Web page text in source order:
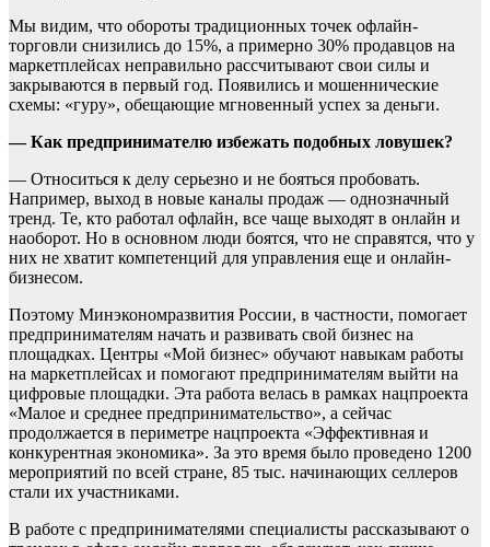
Мы видим, что обороты традиционных точек офлайн-
торговли снизились до 15%, а примерно 30% продавцов на
маркетплейсах неправильно рассчитывают свои силы и
закрываются в первый год. Появились и мошеннические
схемы: «гуру», обещающие мгновенный успех за деньги.
— Как предпринимателю избежать подобных ловушек?
— Относиться к делу серьезно и не бояться пробовать.
Например, выход в новые каналы продаж — однозначный
тренд. Те, кто работал офлайн, все чаще выходят в онлайн и
наоборот. Но в основном люди боятся, что не справятся, что у
них не хватит компетенций для управления еще и онлайн-
бизнесом.
Поэтому Минэкономразвития России, в частности, помогает
предпринимателям начать и развивать свой бизнес на
площадках. Центры «Мой бизнес» обучают навыкам работы
на маркетплейсах и помогают предпринимателям выйти на
цифровые площадки. Эта работа велась в рамках нацпроекта
«Малое и среднее предпринимательство», а сейчас
продолжается в периметре нацпроекта «Эффективная и
конкурентная экономика». За это время было проведено 1200
мероприятий по всей стране, 85 тыс. начинающих селлеров
стали их участниками.
В работе с предпринимателями специалисты рассказывают о